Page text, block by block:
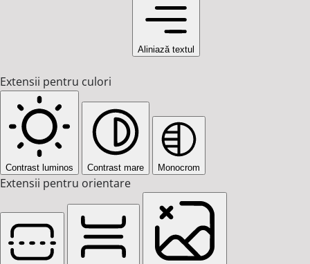
Aliniază textul
Extensii pentru culori
Contrast luminos Contrast mare Monocrom
Extensii pentru orientare